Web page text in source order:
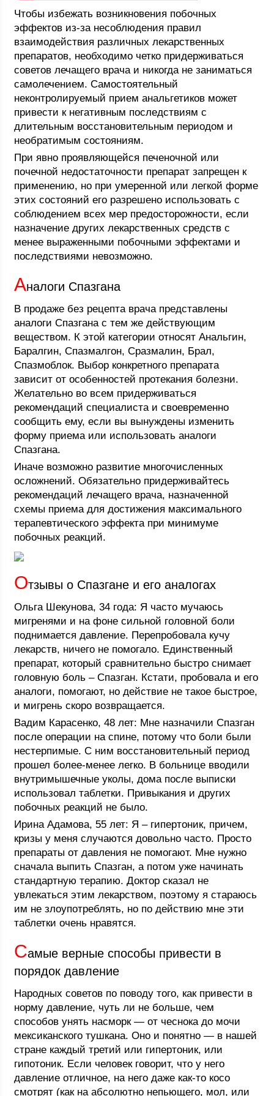
Чтобы избежать возникновения побочных
эффектов из-за несоблюдения правил
взаимодействия различных лекарственных
препаратов, необходимо четко придерживаться
советов лечащего врача и никогда не заниматься
самолечением. Самостоятельный
неконтролируемый прием анальгетиков может
привести к негативным последствиям с
длительным восстановительным периодом и
необратимым состояниям.
При явно проявляющейся печеночной или
почечной недостаточности препарат запрещен к
применению, но при умеренной или легкой форме
этих состояний его разрешено использовать с
соблюдением всех мер предосторожности, если
назначение других лекарственных средств с
менее выраженными побочными эффектами и
последствиями невозможно.
Аналоги Спазгана
В продаже без рецепта врача представлены
аналоги Спазгана с тем же действующим
веществом. К этой категории относят Анальгин,
Баралгин, Спазмалгон, Сразмалин, Брал,
Спазмоблок. Выбор конкретного препарата
зависит от особенностей протекания болезни.
Желательно во всем придерживаться
рекомендаций специалиста и своевременно
сообщить ему, если вы вынуждены изменить
форму приема или использовать аналоги
Спазгана.
Иначе возможно развитие многочисленных
осложнений. Обязательно придерживайтесь
рекомендаций лечащего врача, назначенной
схемы приема для достижения максимального
терапевтического эффекта при минимуме
побочных реакций.
Отзывы о Спазгане и его аналогах
Ольга Шекунова, 34 года: Я часто мучаюсь
мигренями и на фоне сильной головной боли
поднимается давление. Перепробовала кучу
лекарств, ничего не помогало. Единственный
препарат, который сравнительно быстро снимает
головную боль – Спазган. Кстати, пробовала и его
аналоги, помогают, но действие не такое быстрое,
и мигрень скоро возвращается.
Вадим Карасенко, 48 лет: Мне назначили Спазган
после операции на спине, потому что боли были
нестерпимые. С ним восстановительный период
прошел более-менее легко. В больнице вводили
внутримышечные уколы, дома после выписки
использовал таблетки. Привыкания и других
побочных реакций не было.
Ирина Адамова, 55 лет: Я – гипертоник, причем,
кризы у меня случаются довольно часто. Просто
препараты от давления не помогают. Мне нужно
сначала выпить Спазган, а потом уже начинать
стандартную терапию. Доктор сказал не
увлекаться этим лекарством, поэтому я стараюсь
им не злоупотреблять, но по действию мне эти
таблетки очень нравятся.
Самые верные способы привести в
порядок давление
Народных советов по поводу того, как привести в
норму давление, чуть ли не больше, чем
способов унять насморк — от чеснока до мочи
мексиканского тушкана. Оно и понятно — в нашей
стране каждый третий или гипертоник, или
гипотоник. Если человек говорит, что у него
давление отличное, на него даже как-то косо
смотрят (как на абсолютно непьющего, мол, или